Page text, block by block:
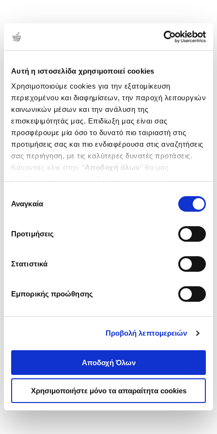
Αυτή η ιστοσελίδα χρησιμοποιεί cookies
Χρησιμοποιούμε cookies για την εξατομίκευση
περιεχομένου και διαφημίσεων, την παροχή λειτουργιών
κοινωνικών μέσων και την ανάλυση της
επισκεψιμότητάς μας. Επιδίωξη μας είναι σας
προσφέρουμε μία όσο το δυνατό πιο ταιριαστή στις
προτιμήσεις σας και πιο ενδιαφέρουσα στις αναζητήσεις
σας περιήγηση, με τις καλύτερες δυνατές προτάσεις.
Κάνοντας κλικ στην ‘’Αποδοχή όλων’’ θα μας
ενδιαφέρουν και να επιλέξετε από τα παρακάτω με την
΄΄και να ενημερωθείτε σχετικά με
συγκατάθεσης
Αναγκαία
Προτιμήσεις
Στατιστικά
Εμπορικής προώθησης
Προβολή λεπτομερειών
Αποδοχή Όλων
Χρησιμοποιήστε μόνο τα απαραίτητα cookies